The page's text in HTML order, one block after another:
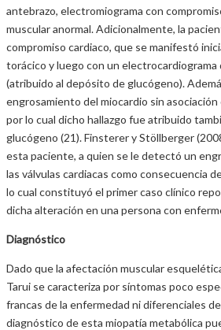
antebrazo, electromiograma con
muscular anormal. Adicionalmente, la
compromiso cardiaco, que se manifestó
torácico y luego con un
(atribuido al depósito de glucógeno).
engrosamiento del miocardio sin
por lo cual dicho hallazgo fue atribuido
glucógeno (21). Finsterer y Stöllberger
esta paciente, a quien se le detectó un
las válvulas cardiacas como consecuencia
lo cual constituyó el primer caso clínico
dicha alteración en una persona con
Diagnóstico
Dado que la afectación muscular
Tarui se caracteriza por síntomas poco
francas de la enfermedad ni diferenciales
diagnóstico de esta miopatía metabólica